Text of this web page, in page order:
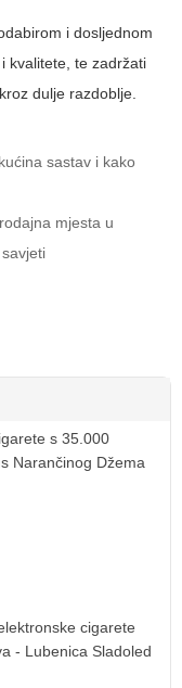
i dosljednom
kvalitete, te zadržati
dulje razdoblje.
sastav i kako
mjesta u
s 35.000
Narančinog Džema
cigarete
- Lubenica Sladoled
Aroma